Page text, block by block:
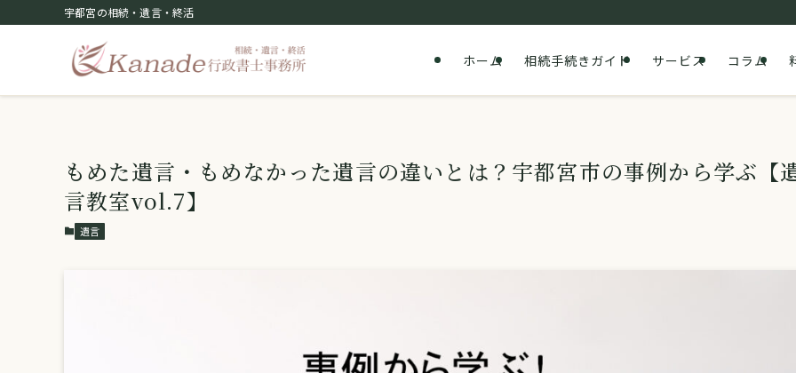
宇都宮の相続・遺言・終活
ホーム 相続手続きガイド サービス コラム
もめた遺言・もめなかった遺言の違いとは？宇都宮市の事例から学ぶ【
言教室vol.7】
遺言